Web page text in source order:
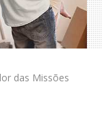
das Missões